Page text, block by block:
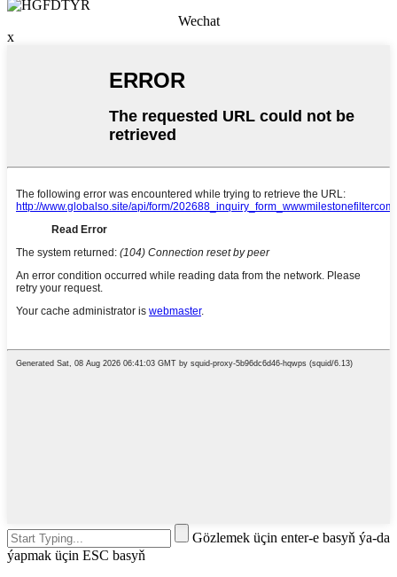
Wechat
x
Gözlemek üçin enter-e basyň ýa-da
ýapmak üçin ESC basyň